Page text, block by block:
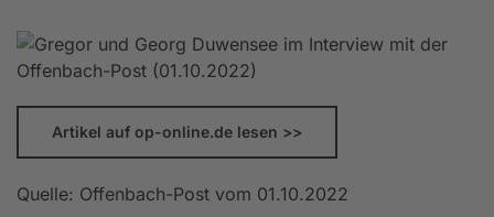
Artikel auf op-online.de lesen >>
Quelle: Offenbach-Post vom 01.10.2022